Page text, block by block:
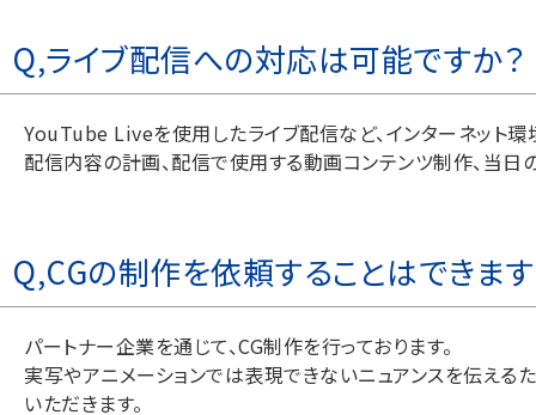
Q,ライブ配信への対応は可能ですか？
YouTube Liveを使用したライブ配信など、インターネット
配信内容の計画、配信で使用する動画コンテンツ制作、当日
Q,CGの制作を依頼することはできま
パートナー企業を通じて、CG制作を行っております。
実写やアニメーションでは表現できないニュアンスを伝える
いただきます。